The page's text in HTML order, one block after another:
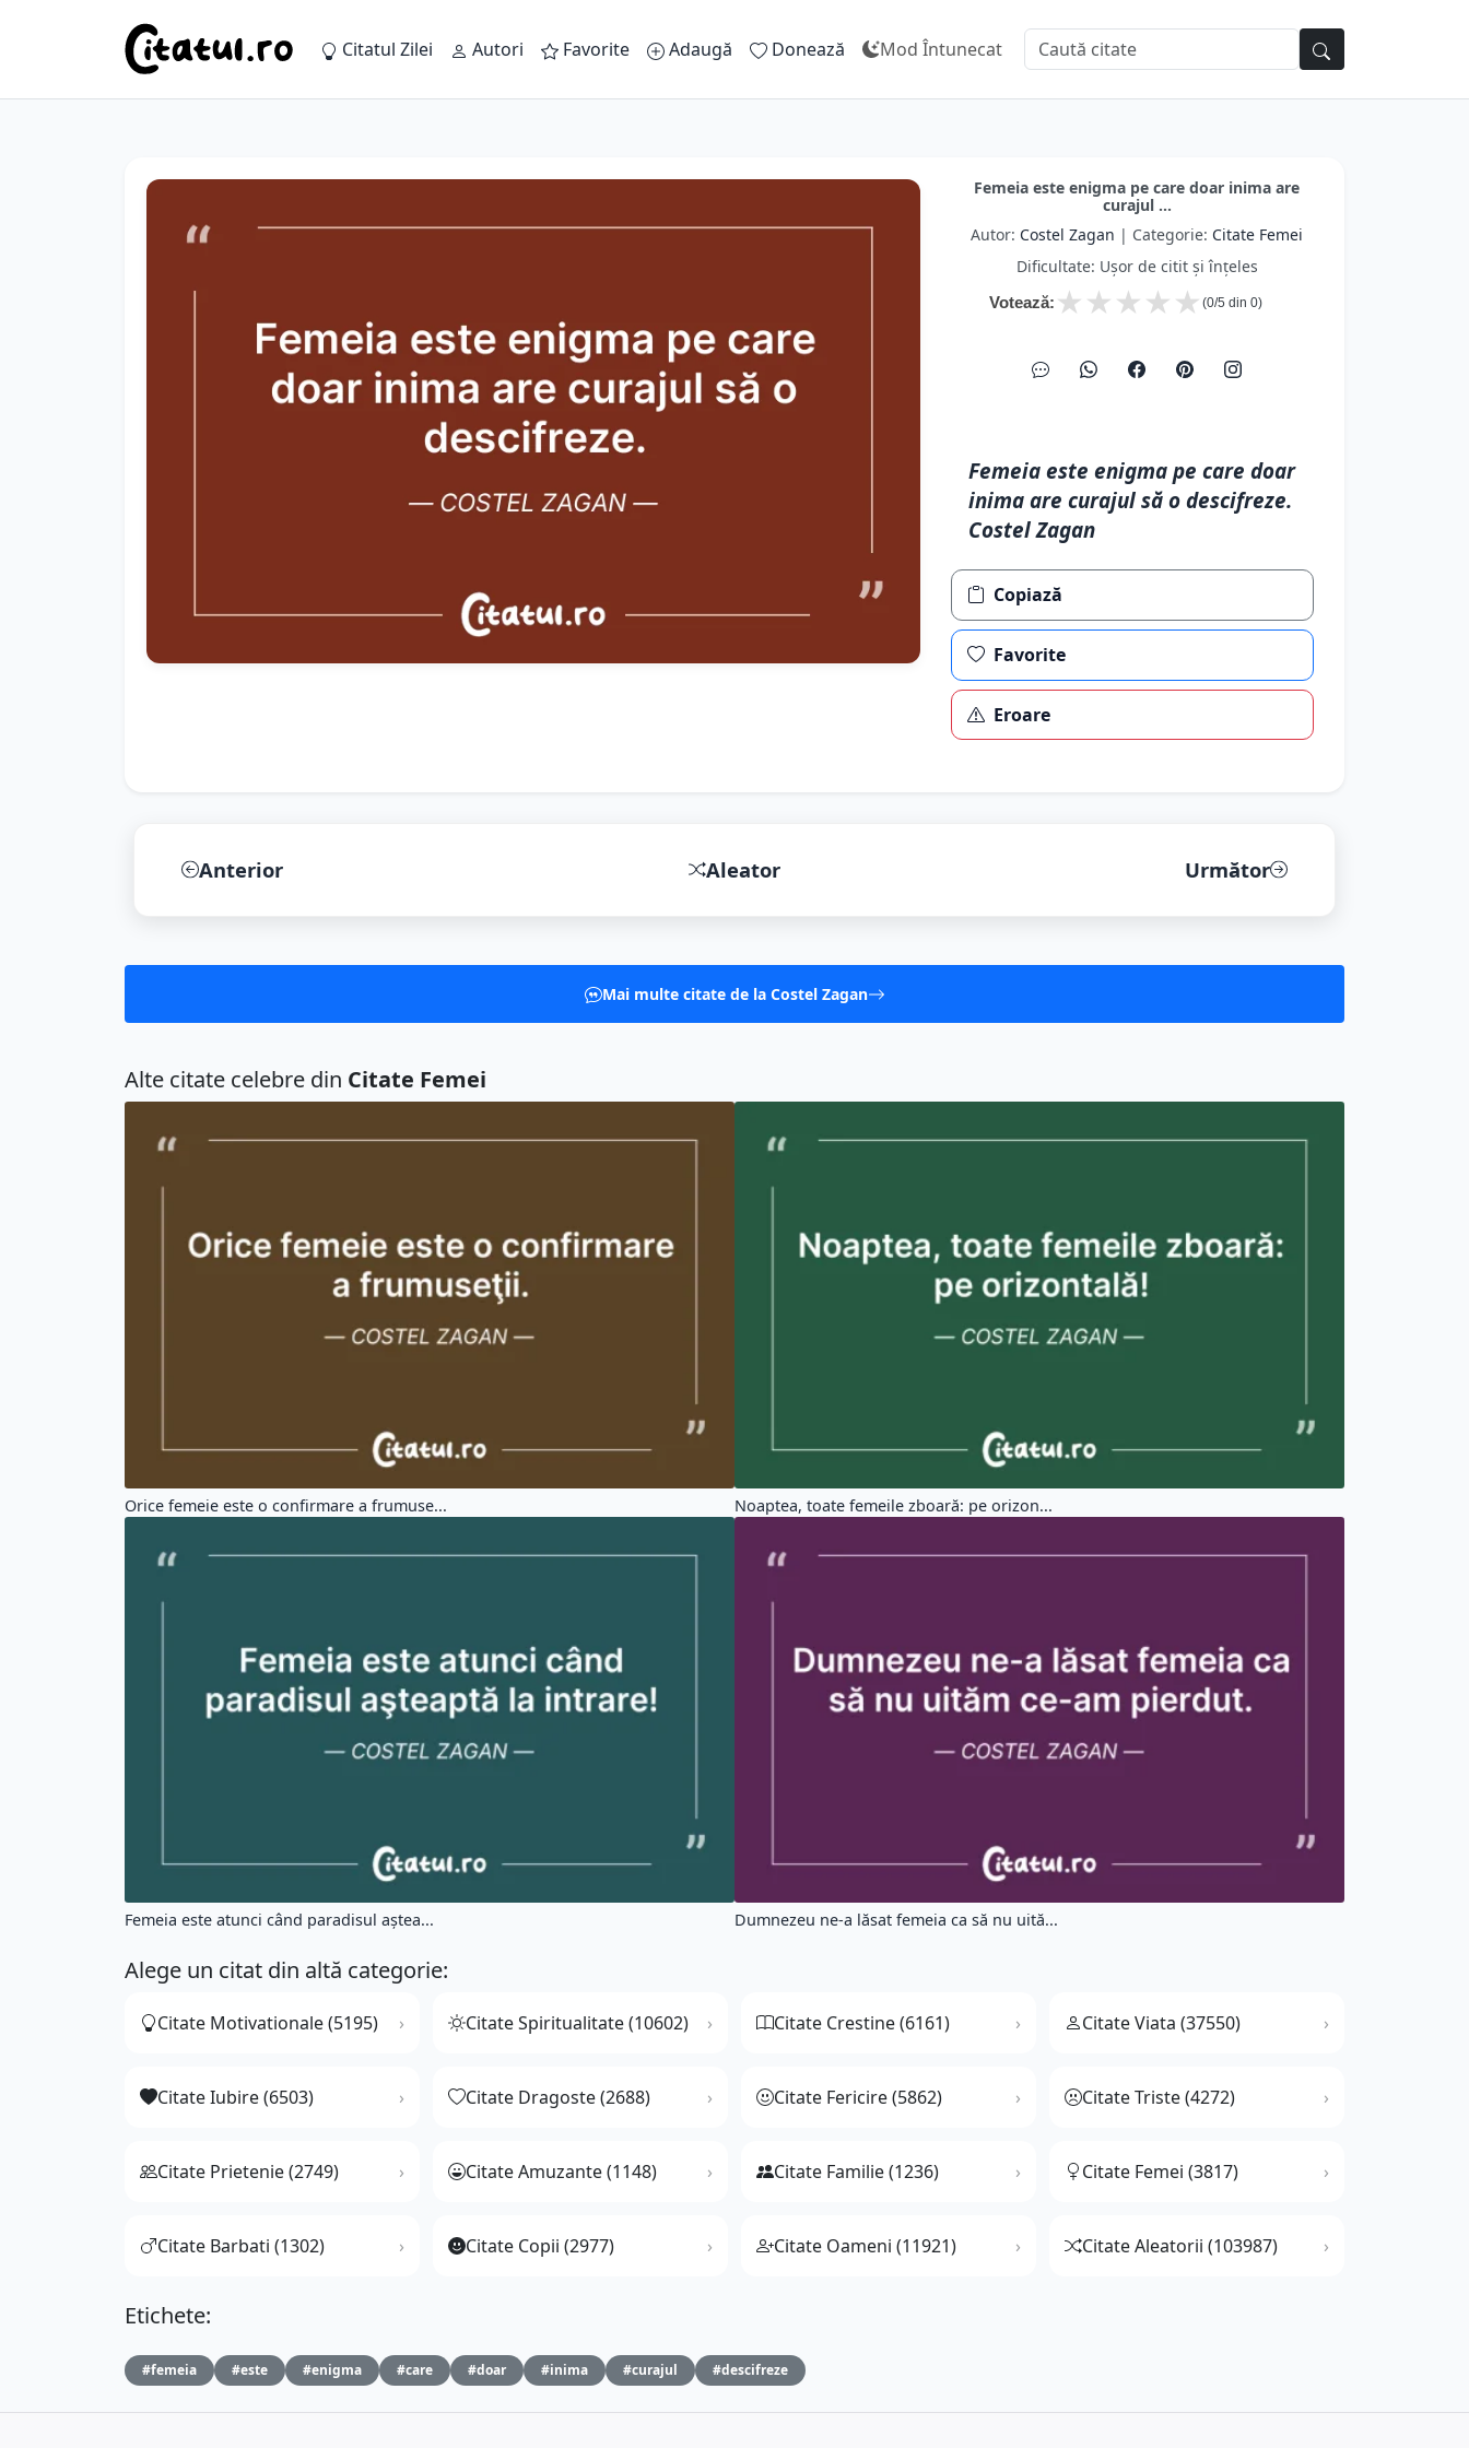
Citatul Zilei Autori Favorite Adaugă Donează Mod Întunecat
Femeia este enigma pe care doar inima are
curajul ...
Autor: Costel Zagan | Categorie: Citate Femei
Dificultate: Ușor de citit și înțeles
Votează: ★
★
★
★
★ (0/5 din 0)
Femeia este enigma pe care doar
inima are curajul să o descifreze.
Costel Zagan
Copiază
Favorite
Eroare
Anterior Aleator Următor
Mai multe citate de la Costel Zagan
Alte citate celebre din Citate Femei
Orice femeie este o confirmare a frumuse... Noaptea, toate femeile zboară: pe orizon...
Femeia este atunci când paradisul aştea... Dumnezeu ne-a lăsat femeia ca să nu uită...
Alege un citat din altă categorie:
Citate Motivationale (5195) Citate Spiritualitate (10602) Citate Crestine (6161) Citate Viata (37550)
Citate Iubire (6503) Citate Dragoste (2688) Citate Fericire (5862) Citate Triste (4272)
Citate Prietenie (2749) Citate Amuzante (1148) Citate Familie (1236) Citate Femei (3817)
Citate Barbati (1302) Citate Copii (2977) Citate Oameni (11921) Citate Aleatorii (103987)
Etichete:
#femeia #este #enigma #care #doar #inima #curajul #descifreze